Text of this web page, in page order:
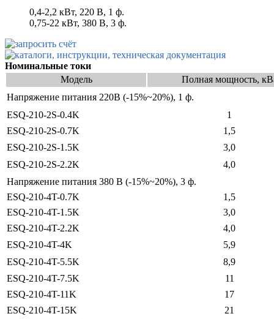
0,4-2,2 кВт, 220 В, 1 ф.
0,75-22 кВт, 380 В, 3 ф.
Номинальные токи
Модель
Полная мощность,
Напряжение питания 220В (-15%~20%), 1 ф.
ESQ-210-2S-0.4K
1
ESQ-210-2S-0.7K
1,5
ESQ-210-2S-1.5K
3,0
ESQ-210-2S-2.2K
4,0
Напряжение питания 380 В (-15%~20%), 3 ф.
ESQ-210-4T-0.7K
1,5
ESQ-210-4T-1.5K
3,0
ESQ-210-4T-2.2K
4,0
ESQ-210-4T-4K
5,9
ESQ-210-4T-5.5K
8,9
ESQ-210-4T-7.5K
11
ESQ-210-4T-11K
17
ESQ-210-4T-15K
21